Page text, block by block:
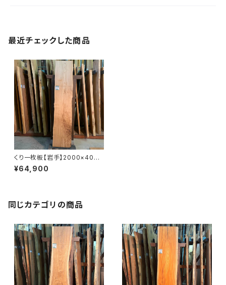
最近チェックした商品
くり一枚板【岩手】2000×400~
420×47㎜【オイル塗装 仕上げ
済み】
¥64,900
同じカテゴリの商品